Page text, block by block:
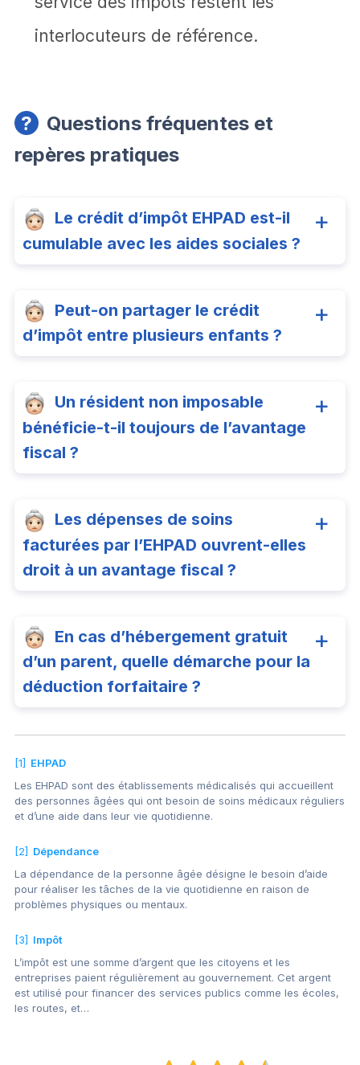
interlocuteurs de référence.
Questions fréquentes et
repères pratiques
Le crédit d’impôt EHPAD est-il
cumulable avec les aides sociales ?
Peut-on partager le crédit
d’impôt entre plusieurs enfants ?
Un résident non imposable
bénéficie-t-il toujours de l’avantage
fiscal ?
Les dépenses de soins
facturées par l’EHPAD ouvrent-elles
droit à un avantage fiscal ?
En cas d’hébergement gratuit
d’un parent, quelle démarche pour la
déduction forfaitaire ?
[1] EHPAD
Les EHPAD sont des établissements médicalisés qui accueillent
des personnes âgées qui ont besoin de soins médicaux réguliers
et d’une aide dans leur vie quotidienne.
[2] Dépendance
La dépendance de la personne âgée désigne le besoin d’aide
pour réaliser les tâches de la vie quotidienne en raison de
problèmes physiques ou mentaux.
[3] Impôt
L’impôt est une somme d’argent que les citoyens et les
entreprises paient régulièrement au gouvernement. Cet argent
est utilisé pour financer des services publics comme les écoles,
les routes, et…